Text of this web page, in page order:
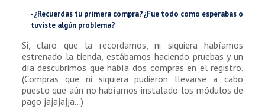
-¿Recuerdas tu primera compra?¿Fue todo como esperabas o
tuviste algún problema?
Si, claro que la recordamos, ni siquiera habíamos
estrenado la tienda, estábamos haciendo pruebas y un
día descubrimos que había dos compras en el registro.
(Compras que ni siquiera pudieron llevarse a cabo
puesto que aún no habíamos instalado los módulos de
pago jajajajja…)